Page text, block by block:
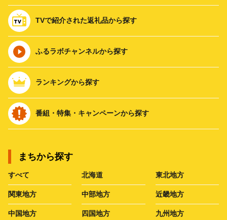
TVで紹介された返礼品から探す
ふるラボチャンネルから探す
ランキングから探す
番組・特集・キャンペーンから探す
まちから探す
すべて 北海道 東北地方
関東地方 中部地方 近畿地方
中国地方 四国地方 九州地方